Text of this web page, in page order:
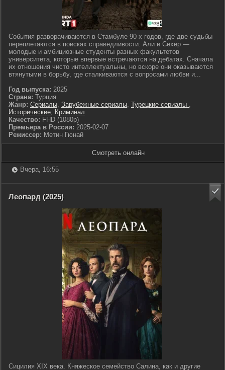
События разворачиваются в Стамбуле 90-х годов, где две судьбы
переплетаются в поисках справедливости. Али и Сехер —
молодые и амбициозные студенты разных факультетов
университета, которые впервые встречаются на дебатах. Сначала
их отношения чисто интеллектуальны, но вскоре они оказываются
втянутыми в борьбу, где сталкиваются с вопросами любви и...
Год выпуска: 2025
Страна: Турция
Жанр: Сериалы, Зарубежные сериалы, Турецкие сериалы ,
Исторические, Криминал
Качество: FHD (1080p)
Премьера в России: 2025-02-07
Режиссер: Метин Гюнай
Смотреть онлайн
Вчера, 16:55
Леопард (2025)
Сицилия XIX века. Княжеское семейство Салина, как и другие